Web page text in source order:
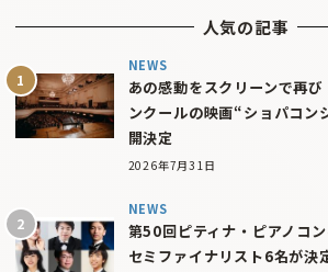
人気の記事
NEWS
あの感動をスクリーンで再
ンクールの映画“ショパコ
開決定
2026年7月31日
NEWS
第50回ピティナ・ピアノコン
セミファイナリスト6名が決